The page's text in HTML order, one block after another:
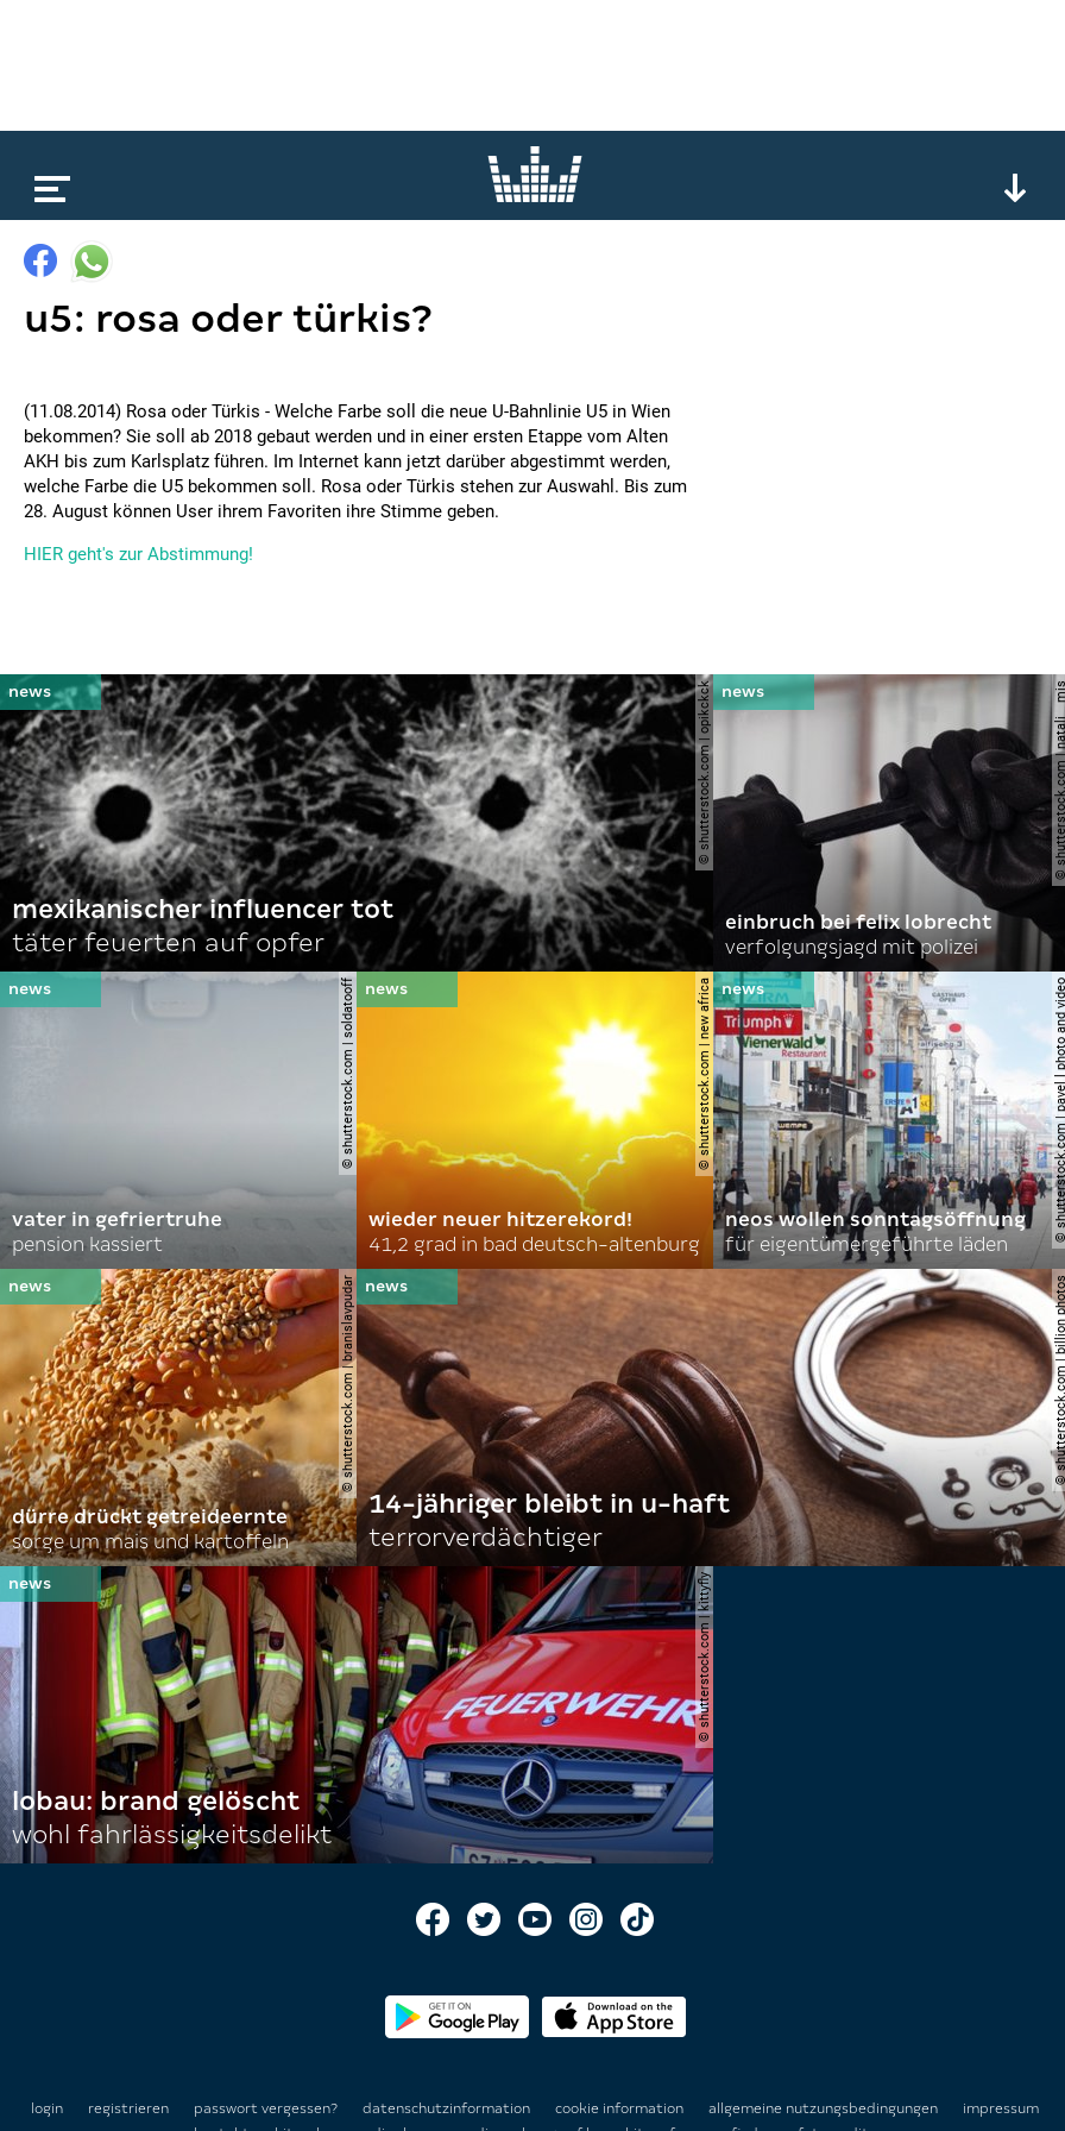
u5: rosa oder türkis?
(11.08.2014) Rosa oder Türkis - Welche Farbe soll die neue U-Bahnlinie U5 in Wien
bekommen? Sie soll ab 2018 gebaut werden und in einer ersten Etappe vom Alten
AKH bis zum Karlsplatz führen. Im Internet kann jetzt darüber abgestimmt werden,
welche Farbe die U5 bekommen soll. Rosa oder Türkis stehen zur Auswahl. Bis zum
28. August können User ihrem Favoriten ihre Stimme geben.
HIER geht's zur Abstimmung!
© shutterstock.com | opikckck
mexikanischer influencer tot
täter feuerten auf opfer
©
einbruch bei felix lobrecht
verfolgungsjagd mit polizei
© shutterstock.com | soldatooff
vater in gefriertruhe
pension kassiert
© shutterstock.com | new africa
wieder neuer hitzerekord!
41,2 grad in bad deutsch-altenburg
©
neos wollen sonntagsöffnung
für eigentümergeführte läden
© shutterstock.com | branislavpudar
dürre drückt getreideernte
sorge um mais und kartoffeln
©
14-jähriger bleibt in u-haft
terrorverdächtiger
© shutterstock.com | kittyfly
lobau: brand gelöscht
wohl fahrlässigkeitsdelikt
login registrieren passwort vergessen? datenschutzinformation cookie information allgemeine nutzungsbedingungen
impressum